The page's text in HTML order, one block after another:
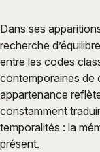
Dans ses
recherche
entre les codes
contemporaines de
appartenance
constamment
temporalités : la
présent.